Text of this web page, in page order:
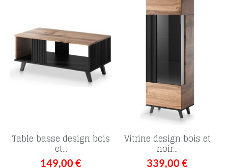
Table basse design bois
et...
149,00 €
Vitrine design bois et
noir...
339,00 €